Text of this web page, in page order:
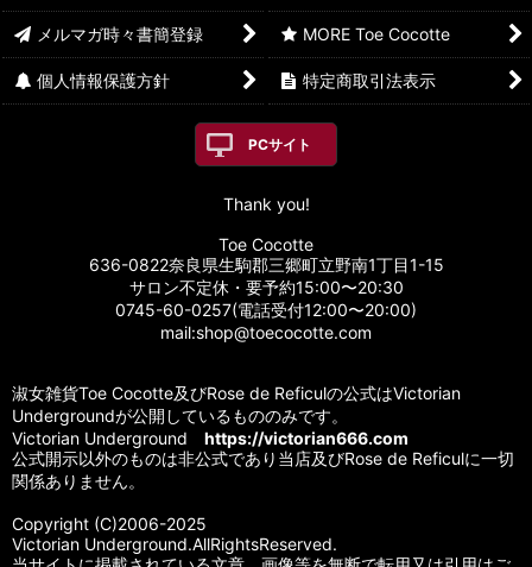
メルマガ時々書簡登録 MORE Toe Cocotte
個人情報保護方針 特定商取引法表示
PCサイト
Thank you!
Toe Cocotte
636-0822奈良県生駒郡三郷町立野南1丁目1-15
サロン不定休・要予約15:00〜20:30
0745-60-0257(電話受付12:00〜20:00)
mail:shop@toecocotte.com
淑女雑貨Toe Cocotte及びRose de Reficulの公式はVictorian
Undergroundが公開しているもののみです。
Victorian Underground https://victorian666.com
公式開示以外のものは非公式であり当店及びRose de Reficulに一切
関係ありません。
Copyright (C)2006-2025
Victorian Underground.AllRightsReserved.